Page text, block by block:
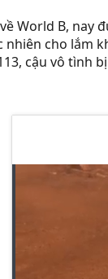
World B, nay
nhiên cho lắm
cậu vô tình